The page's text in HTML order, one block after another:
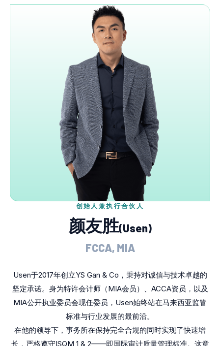
创始人兼执行合伙人
颜友胜(Usen)
FCCA, MIA
Usen于2017年创立YS Gan & Co，秉持对诚信与技术卓越的
坚定承诺。身为特许会计师（MIA会员）、ACCA资员，以及
MIA公开执业委员会现任委员，Usen始终站在马来西亚监管
标准与行业发展的最前沿。
在他的领导下，事务所在保持完全合规的同时实现了快速增
长，严格遵守ISQM 1 & 2——即国际审计质量管理标准。这意